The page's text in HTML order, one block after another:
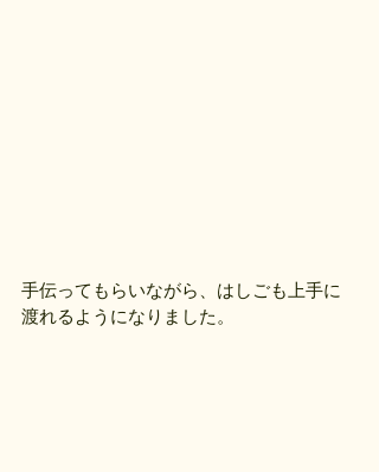
手伝ってもらいながら、はしごも上手に
渡れるようになりました。